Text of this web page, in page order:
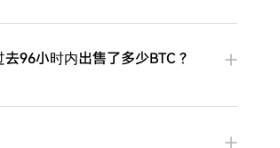
96小时内出售了多少BTC？